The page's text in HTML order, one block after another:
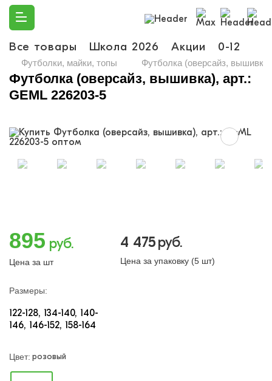
Все товары Школа 2026 Акции 0-12
Футболки, майки, топы Футболка (оверсайз,
Футболка (оверсайз, вышивка), арт.:
GEML 226203-5
895 руб.
Цена за шт
4 475руб.
Цена за упаковку (5 шт)
Размеры:
122-128 134-140 140-
146 146-152 158-164
Цвет: розовый